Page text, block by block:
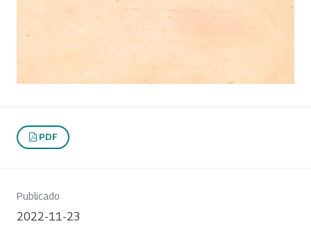
PDF
Publicado
2022-11-23